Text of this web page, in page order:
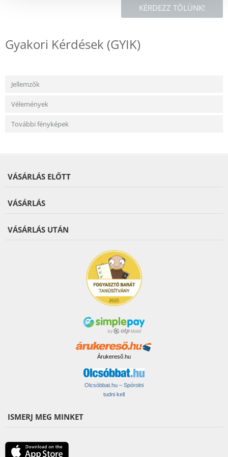
KÉRDEZZ TŐLÜNK!
Gyakori Kérdések (GYIK)
Jellemzők
Vélemények
További fényképek
VÁSÁRLÁS ELŐTT
VÁSÁRLÁS
VÁSÁRLÁS UTÁN
Árukereső.hu
Olcsóbbat.hu – Spórolni
tudni kell
ISMERJ MEG MINKET